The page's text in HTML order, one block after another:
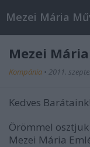
Mezei Mária
Mezei
Kompánia • 2011.
Kedves Barátaink!
Örömmel
Mezei Mária